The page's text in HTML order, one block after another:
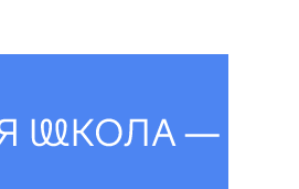
мастер-классы,
людьми,